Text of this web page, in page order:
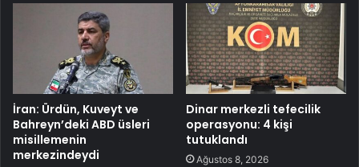
İran: Ürdün, Kuveyt ve
Bahreyn’deki ABD üsleri
misillemenin
merkezindeydi
Dinar merkezli tefecilik
operasyonu: 4 kişi
tutuklandı
Ağustos 8, 2026